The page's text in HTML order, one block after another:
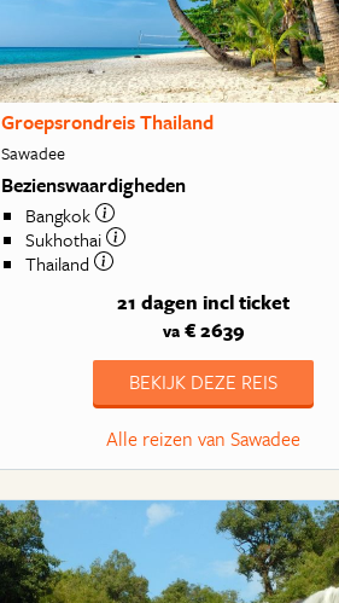
Groepsrondreis Thailand
Sawadee
Bezienswaardigheden
Bangkok
Sukhothai
Thailand
21 dagen incl ticket
va€ 2639
BEKIJK DEZE REIS
Alle reizen van Sawadee